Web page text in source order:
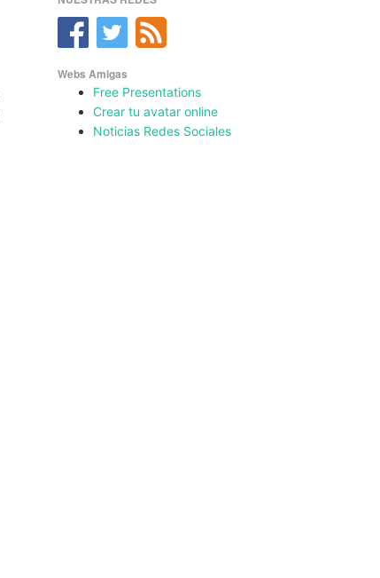
Webs Amigas
Free Presentations
Crear tu avatar online
Noticias Redes Sociales